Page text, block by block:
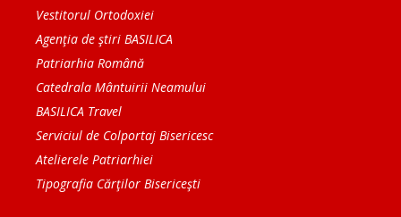
Vestitorul Ortodoxiei
Agenţia de ştiri BASILICA
Patriarhia Română
Catedrala Mântuirii Neamului
BASILICA Travel
Serviciul de Colportaj Bisericesc
Atelierele Patriarhiei
Tipografia Cărţilor Bisericeşti